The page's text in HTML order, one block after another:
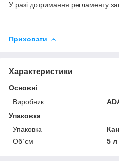
У разі дотримання регламенту
Приховати
Характеристики
Основні
Виробник
Упаковка
Упаковка
Об`єм
5 л